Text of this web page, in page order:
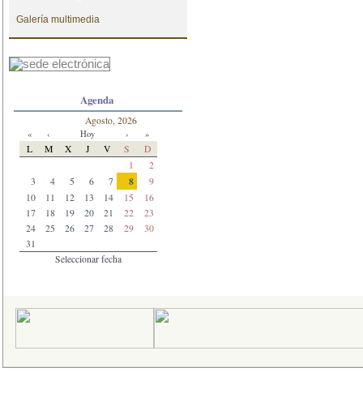
Galería multimedia
Agenda
Agosto, 2026
« ‹ Hoy › »
L M X J V S
D
1
2
3
4 5 6 7 8
9
10
11 12 13 14 15
16
17
18 19 20 21 22
23
24
25 26 27 28 29
30
31
Seleccionar fecha